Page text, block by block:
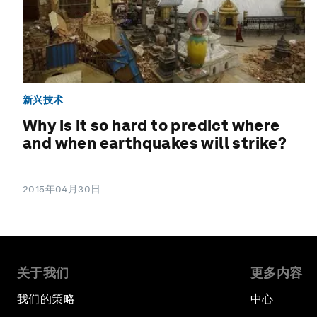
新兴技术
Why is it so hard to predict where
and when earthquakes will strike?
2015年04月30日
关于我们
我们的策略
更多内容
中心